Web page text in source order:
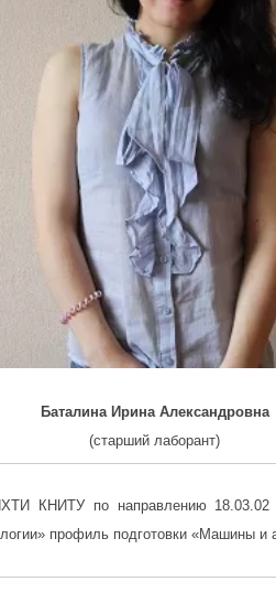
Баталина Ирина Александровна
(старший лаборант)
КНИТУ по направлению 18.03.02
профиль подготовки «Машины и